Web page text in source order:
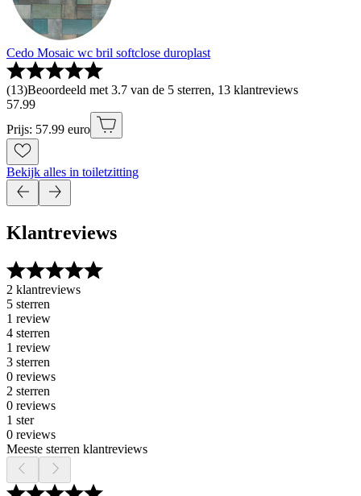
Cedo Mosaic wc bril softclose duroplast
(13)Beoordeeld met 3.7 van de 5 sterren, 13 klantreviews
57.99
Prijs: 57.99 euro
Bekijk alles in toiletzitting
Klantreviews
2 klantreviews
5 sterren
1 review
4 sterren
1 review
3 sterren
0 reviews
2 sterren
0 reviews
1 ster
0 reviews
Meeste sterren klantreviews